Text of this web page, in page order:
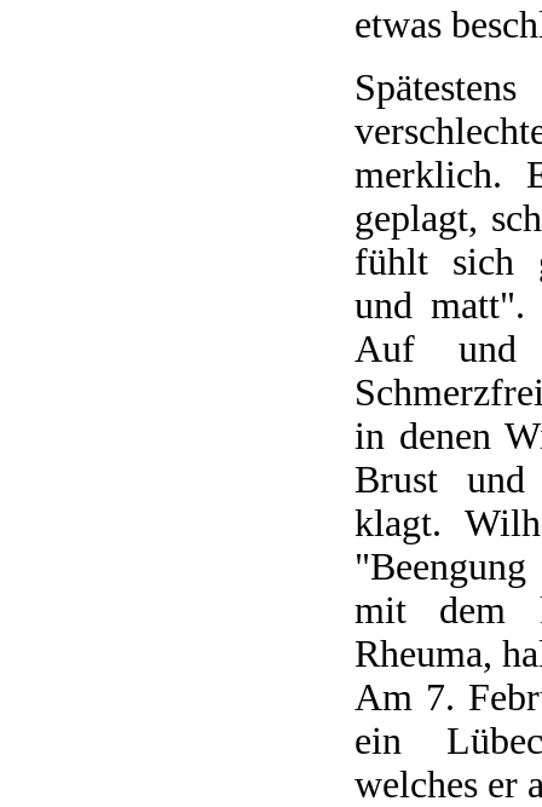
etwas
merklich.
geplagt,
fühlt sich
und matt".
Auf und
in denen
Brust und
klagt.
mit dem
Rheuma,
Am 7.
ein
welches er